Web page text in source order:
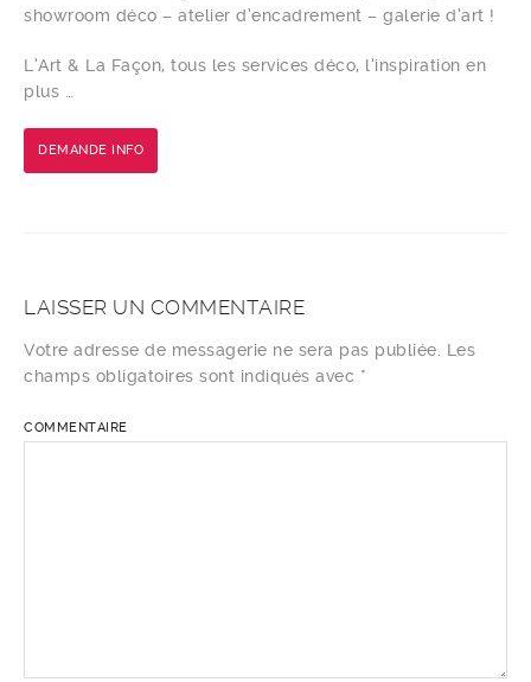
showroom déco – atelier d’encadrement – galerie d’art !
L’Art & La Façon, tous les services déco, l’inspiration en
plus …
DEMANDE INFO
LAISSER UN COMMENTAIRE
Votre adresse de messagerie ne sera pas publiée.
Les
champs obligatoires sont indiqués avec *
COMMENTAIRE